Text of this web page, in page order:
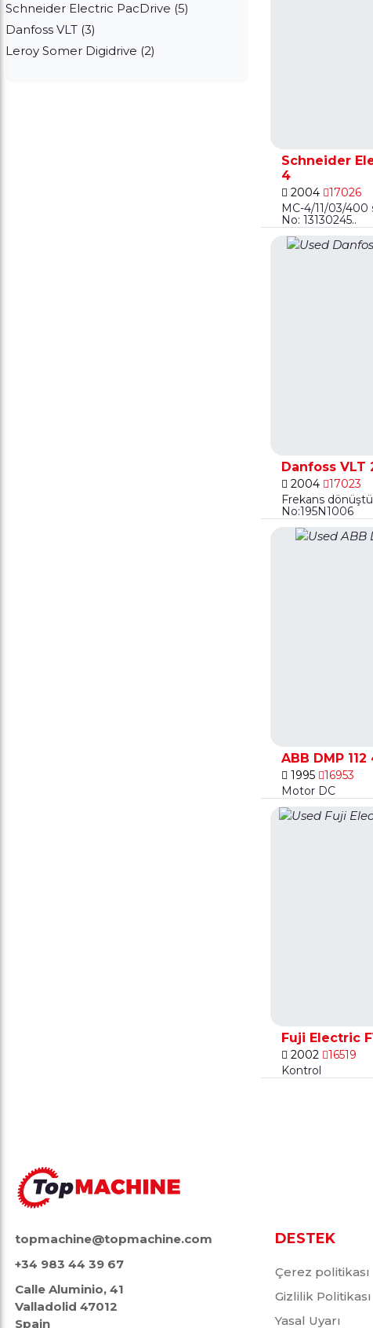
Schneider Electric PacDrive (5)
Danfoss VLT (3)
Leroy Somer Digidrive (2)
Schneider
4
2004
17026
MC-4/11/03/
No: 13130245..
Danfoss VLT
2004
17023
Frekans
No:195N1006
ABB DMP 112
1995
16953
Motor DC
Fuji Electric
2002
16519
Kontrol
topmachine@topmachine.com
+34 983 44 39 67
Calle Aluminio, 41
Valladolid 47012
Spain
DESTEK
Çerez politikası
Gizlilik Politikası
Yasal Uyarı